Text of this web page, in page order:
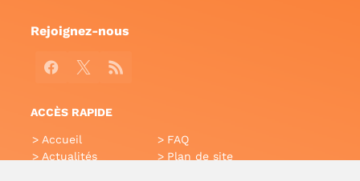
Rejoignez-nous
Facebook
X RSS
ACCÈS RAPIDE
Accueil
Actualités
FAQ
Plan de site